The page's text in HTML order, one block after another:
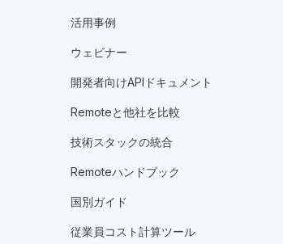
活用事例
ウェビナー
開発者向けAPIドキュメント
Remoteと他社を比較
技術スタックの統合
Remoteハンドブック
国別ガイド
従業員コスト計算ツール